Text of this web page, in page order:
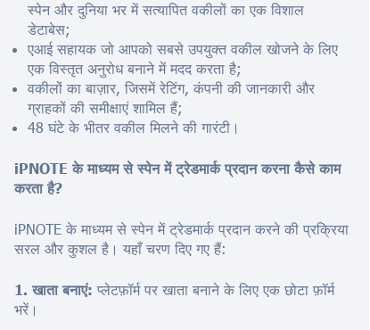
स्पेन और दुनिया भर में सत्यापित वकीलों का एक विशाल
डेटाबेस;
एआई सहायक जो आपको सबसे उपयुक्त वकील खोजने के लिए
एक विस्तृत अनुरोध बनाने में मदद करता है;
वकीलों का बाज़ार, जिसमें रेटिंग, कंपनी की जानकारी और
ग्राहकों की समीक्षाएं शामिल हैं;
48 घंटे के भीतर वकील मिलने की गारंटी।
iPNOTE के माध्यम से स्पेन में ट्रेडमार्क प्रदान करना कैसे काम
करता है?
iPNOTE के माध्यम से स्पेन में ट्रेडमार्क प्रदान करने की प्रक्रिया
सरल और कुशल है। यहाँ चरण दिए गए हैं:
1. खाता बनाएं: प्लेटफ़ॉर्म पर खाता बनाने के लिए एक छोटा फ़ॉर्म
भरें।